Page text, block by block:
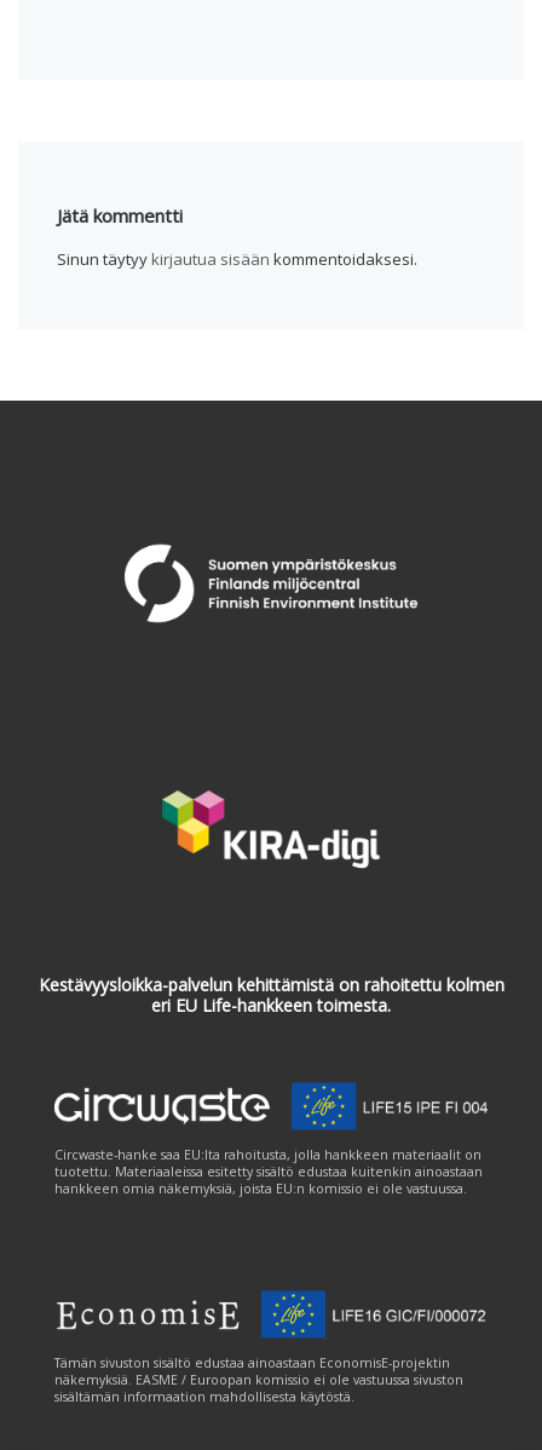
Jätä kommentti
Sinun täytyy kirjautua sisään kommentoidaksesi.
Kestävyysloikka-palvelun kehittämistä on rahoitettu kolmen
eri EU Life-hankkeen toimesta.
Circwaste-hanke saa EU:lta rahoitusta, jolla hankkeen materiaalit on
tuotettu. Materiaaleissa esitetty sisältö edustaa kuitenkin ainoastaan
hankkeen omia näkemyksiä, joista EU:n komissio ei ole vastuussa.
Tämän sivuston sisältö edustaa ainoastaan EconomisE-projektin
näkemyksiä. EASME / Euroopan komissio ei ole vastuussa sivuston
sisältämän informaation mahdollisesta käytöstä.